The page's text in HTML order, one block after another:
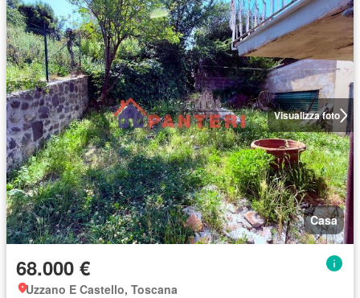
Visualizza foto
Casa
68.000 €
Uzzano E Castello, Toscana